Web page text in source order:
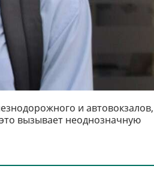
и автовокзалов,
вызывает неоднозначную